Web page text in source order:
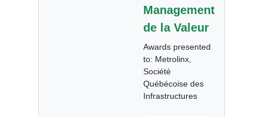
Management
de la Valeur
Awards presented
to: Metrolinx,
Société
Québécoise des
Infrastructures